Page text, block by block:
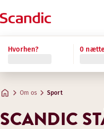
Hvorhen? 0
Om os Sport
SCANDIC